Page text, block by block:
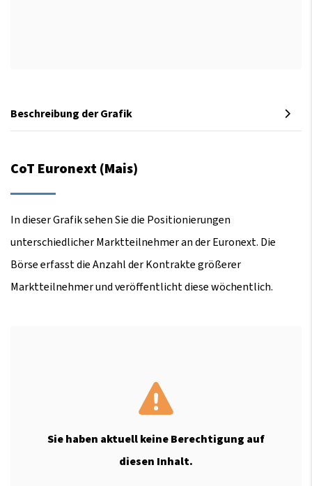
Beschreibung der Grafik
CoT Euronext (Mais)
In dieser Grafik sehen Sie die Positionierungen
unterschiedlicher Marktteilnehmer an der Euronext. Die
Börse erfasst die Anzahl der Kontrakte größerer
Marktteilnehmer und veröffentlicht diese wöchentlich.
Sie haben aktuell keine Berechtigung auf
diesen Inhalt.